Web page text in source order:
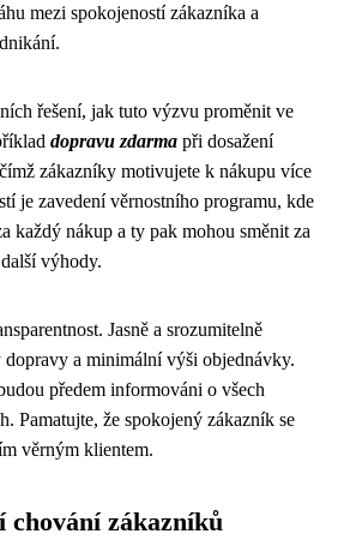
mezi spokojeností zákazníka a
řešení, jak tuto výzvu proměnit ve
dopravu zdarma při dosažení
zákazníky motivujete k nákupu více
je zavedení věrnostního programu, kde
každý nákup a ty pak mohou směnit za
výhody.
Jasně a srozumitelně
a minimální výši objednávky.
předem informováni o všech
Pamatujte, že spokojený zákazník se
věrným klientem.
chování zákazníků